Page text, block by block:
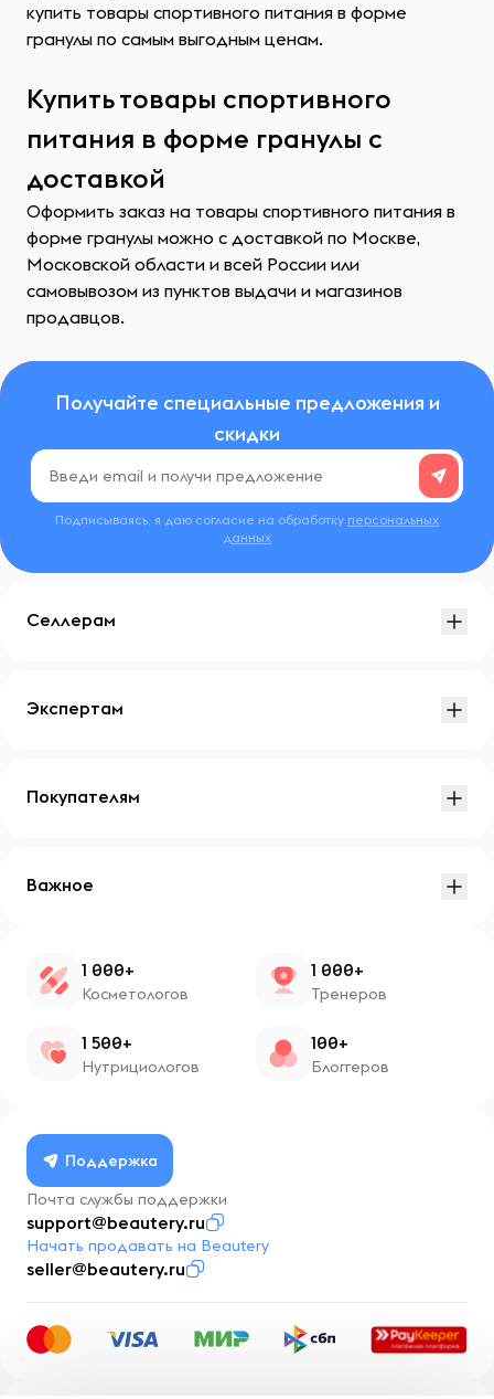
купить товары спортивного питания в форме
гранулы по самым выгодным ценам.
Купить товары спортивного
питания в форме гранулы с
доставкой
Оформить заказ на товары спортивного питания в
форме гранулы можно с доставкой по Москве,
Московской области и всей России или
самовывозом из пунктов выдачи и магазинов
продавцов.
Получайте специальные предложения и
скидки
Подписываясь, я даю согласие на обработку персональных
данных
Селлерам
Экспертам
Покупателям
Важное
1 000+
Косметологов
1 000+
Тренеров
1 500+
Нутрициологов
100+
Блоггеров
Поддержка
Почта службы поддержки
support@beautery.ru
Начать продавать на Beautery
seller@beautery.ru